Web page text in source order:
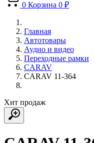
0 Корзина 0 ₽
Главная
Автотовары
Аудио и видео
Переходные рамки
CARAV
CARAV 11-364
Хит продаж